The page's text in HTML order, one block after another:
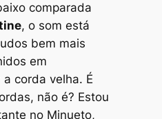
comparada
, o som está
bem mais
em
corda velha. É
não é? Estou
no Minueto,